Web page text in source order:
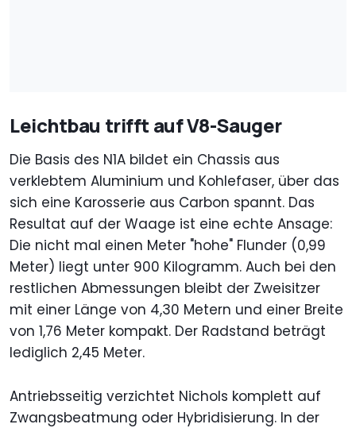
Leichtbau trifft auf V8-Sauger
Die Basis des N1A bildet ein Chassis aus
verklebtem Aluminium und Kohlefaser, über das
sich eine Karosserie aus Carbon spannt. Das
Resultat auf der Waage ist eine echte Ansage:
Die nicht mal einen Meter "hohe" Flunder (0,99
Meter) liegt unter 900 Kilogramm. Auch bei den
restlichen Abmessungen bleibt der Zweisitzer
mit einer Länge von 4,30 Metern und einer Breite
von 1,76 Meter kompakt. Der Radstand beträgt
lediglich 2,45 Meter.
Antriebsseitig verzichtet Nichols komplett auf
Zwangsbeatmung oder Hybridisierung. In der